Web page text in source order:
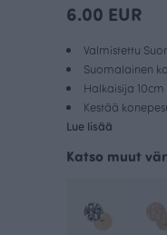
6.00 EUR
Valmistettu
Suomalainen
Halkaisija 10cm
Kestää
Lue lisää
Katso muut